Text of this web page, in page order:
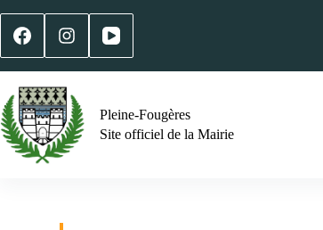
Pleine-Fougères
Site officiel de la Mairie